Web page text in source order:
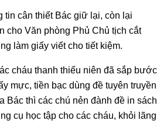
tin cân thiết Bác giữ lại, còn lại
cho Văn phòng Phủ Chủ tịch cắt
làm giấy viết cho tiết kiệm.
cháu thanh thiếu niên đã sắp bước
mực, tiền bạc dùng đề tuyên truyền
Bác thì các chú nẻn đành đề in sách
cụ học tập cho các cháu, khỏi lãng